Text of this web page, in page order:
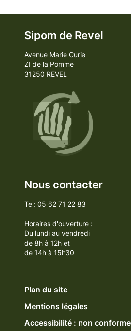
Sipom de Revel
Avenue Marie Curie
ZI de la Pomme
31250 REVEL
Nous contacter
Tel: 05 62 71 22 83
Horaires d'ouverture :
Du lundi au vendredi
de 8h à 12h et
de 14h à 15h30
Plan du site
Mentions légales
Accessibilité : non conforme